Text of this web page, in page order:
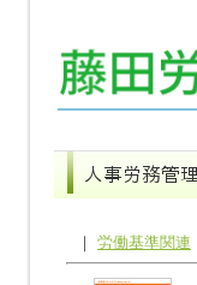
｜ 労働基準関連